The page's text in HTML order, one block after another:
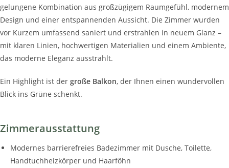
gelungene Kombination aus großzügigem Raumgefühl, modernem
Design und einer entspannenden Aussicht. Die Zimmer wurden
vor Kurzem umfassend saniert und erstrahlen in neuem Glanz –
mit klaren Linien, hochwertigen Materialien und einem Ambiente,
das moderne Eleganz ausstrahlt.
Ein Highlight ist der große Balkon, der Ihnen einen wundervollen
Blick ins Grüne schenkt.
Zimmerausstattung
Modernes barrierefreies Badezimmer mit Dusche, Toilette,
Handtuchheizkörper und Haarföhn